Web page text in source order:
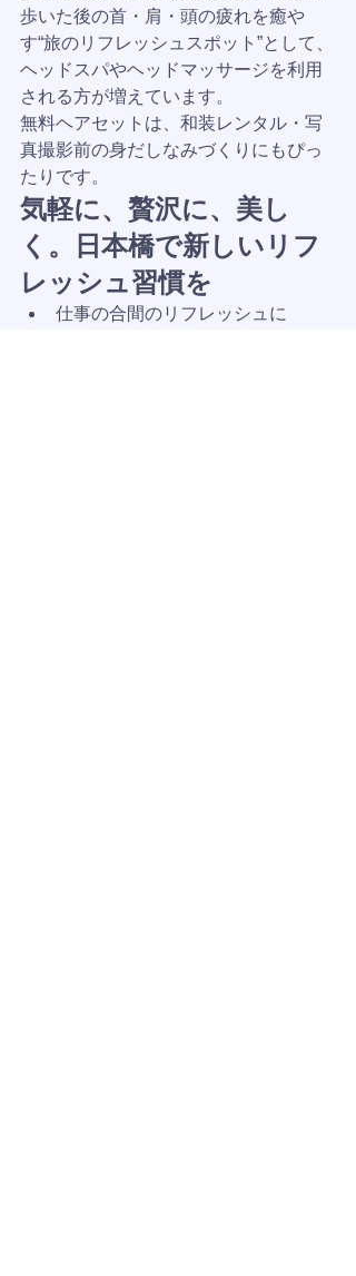
歩いた後の首・肩・頭の疲れを癒や
す“旅のリフレッシュスポット”として、
ヘッドスパやヘッドマッサージを利用
される方が増えています。
無料ヘアセットは、和装レンタル・写
真撮影前の身だしなみづくりにもぴっ
たりです。
気軽に、贅沢に、美し
く。日本橋で新しいリフ
レッシュ習慣を
仕事の合間のリフレッシュに